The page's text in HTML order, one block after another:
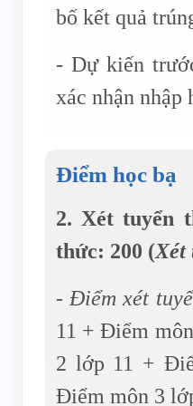
bố kết quả
- Dự kiến
xác nhận nhập
Điểm học bạ
2. Xét tuyển
thức: 200 (Xét
- Điểm xét
11 + Điểm
2 lớp 11 +
Điểm môn 3